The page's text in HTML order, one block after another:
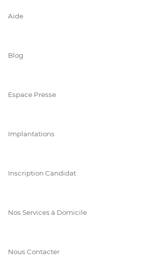
Aide
Blog
Espace Presse
Implantations
Inscription Candidat
Nos Services à Domicile
Nous Contacter